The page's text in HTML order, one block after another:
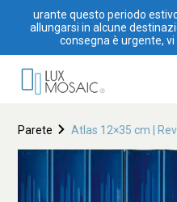
urante questo periodo
allungarsi in alcune
consegna è urgente,
Parete Atlas 12×35 cm |